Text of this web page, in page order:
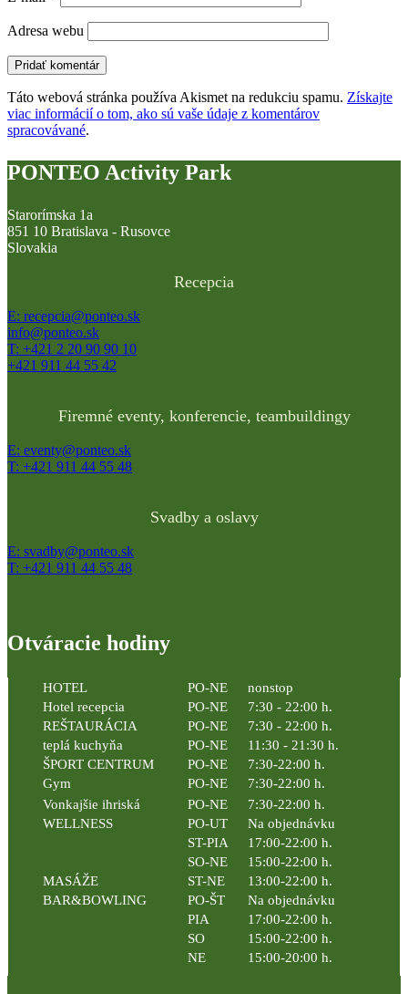
Adresa webu
Táto webová stránka používa Akismet na redukciu spamu. Získajte
viac informácií o tom, ako sú vaše údaje z komentárov
spracovávané.
PONTEO Activity Park
Starorímska 1a
851 10 Bratislava - Rusovce
Slovakia
Recepcia
E: recepcia@ponteo.sk
info@ponteo.sk
T: +421 2 20 90 90 10
+421 911 44 55 42
Firemné eventy, konferencie, teambuildingy
E: eventy@ponteo.sk
T: +421 911 44 55 48
Svadby a oslavy
E: svadby@ponteo.sk
T: +421 911 44 55 48
Otváracie hodiny
HOTEL PO-NE
nonstop
Hotel recepcia
PO-NE
7:30 - 22:00 h.
REŠTAURÁCIA
PO-NE
7:30 - 22:00 h.
teplá kuchyňa
PO-NE
11:30 - 21:30 h.
ŠPORT CENTRUM
PO-NE
7:30-22:00 h.
Gym
PO-NE
7:30-22:00 h.
Vonkajšie ihriská
PO-NE
7:30-22:00 h.
WELLNESS
PO-UT
Na objednávku
ST-PIA
17:00-22:00 h.
SO-NE
15:00-22:00 h.
MASÁŽE
ST-NE
13:00-22:00 h.
BAR&BOWLING
PO-ŠT
Na objednávku
PIA
17:00-22:00 h.
SO
15:00-22:00 h.
NE
15:00-20:00 h.